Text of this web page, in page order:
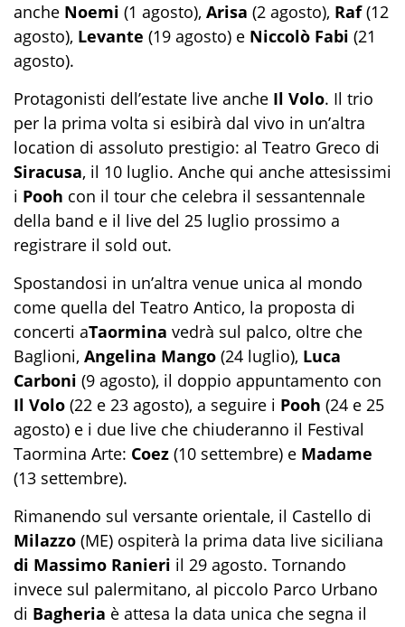
anche Noemi (1 agosto), Arisa (2 agosto), Raf(12
agosto), Levante (19 agosto) e Niccolò Fabi (21
agosto).
Protagonisti dell’estate live anche Il Volo. Il trio
per la prima volta si esibirà dal vivo in un’altra
location di assoluto prestigio: al Teatro Greco di
Siracusa, il 10 luglio. Anche qui anche attesissimi
i Pooh con il tour che celebra il sessantennale
della band e il live del 25 luglio prossimo a
registrare il sold out.
Spostandosi in un’altra venue unica al mondo
come quella del Teatro Antico, la proposta di
concerti aTaormina vedrà sul palco, oltre che
Baglioni, Angelina Mango (24 luglio), Luca
Carboni (9 agosto), il doppio appuntamento con
Il Volo (22 e 23 agosto), a seguire i Pooh (24 e 25
agosto) e i due live che chiuderanno il Festival
Taormina Arte: Coez (10 settembre) e Madame
(13 settembre).
Rimanendo sul versante orientale, il Castello di
Milazzo (ME) ospiterà la prima data live siciliana
di Massimo Ranieri il 29 agosto. Tornando
invece sul palermitano, al piccolo Parco Urbano
di Bagheria è attesa la data unica che segna il